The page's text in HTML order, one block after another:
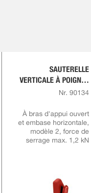
SAUTERELLE
VERTICALE À POIGNÉE
ROUGE AVEC
SÉCURITÉ
Nr. 90134
À bras d'appui ouvert
et embase horizontale,
modèle 2, force de
serrage max. 1,2 kN